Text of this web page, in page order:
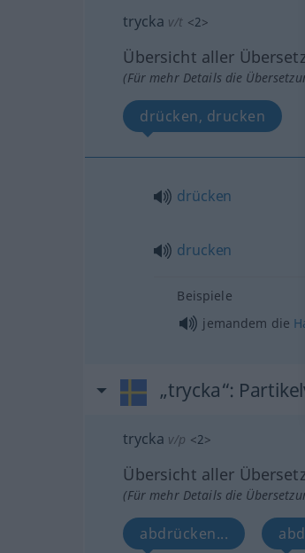
trycka v/t <2>
Übersicht aller
(Für mehr Details die
drücken, drucken
drücken
drucken
Beispiele
jemandem die
„trycka“:
trycka v/p <2>
Übersicht aller
(Für mehr Details die
abdrücken...